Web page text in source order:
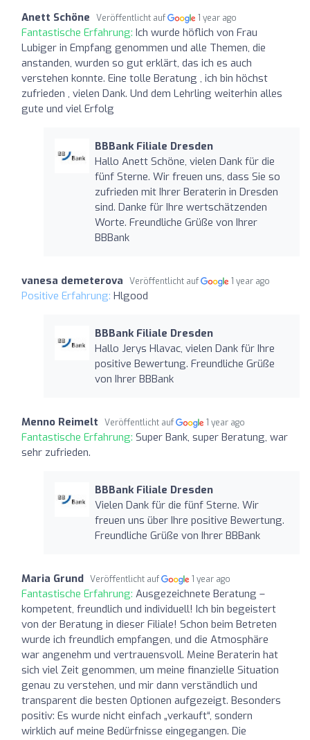
Anett Schöne Veröffentlicht auf 1 year ago
Fantastische Erfahrung: Ich wurde höflich von Frau
Lubiger in Empfang genommen und alle Themen, die
anstanden, wurden so gut erklärt, das ich es auch
verstehen konnte. Eine tolle Beratung , ich bin höchst
zufrieden , vielen Dank. Und dem Lehrling weiterhin alles
gute und viel Erfolg
BBBank Filiale Dresden
Hallo Anett Schöne, vielen Dank für die
fünf Sterne. Wir freuen uns, dass Sie so
zufrieden mit Ihrer Beraterin in Dresden
sind. Danke für Ihre wertschätzenden
Worte. Freundliche Grüße von Ihrer
BBBank
vanesa demeterova Veröffentlicht auf 1 year ago
Positive Erfahrung: Hlgood
BBBank Filiale Dresden
Hallo Jerys Hlavac, vielen Dank für Ihre
positive Bewertung. Freundliche Grüße
von Ihrer BBBank
Menno Reimelt Veröffentlicht auf 1 year ago
Fantastische Erfahrung: Super Bank, super Beratung, war
sehr zufrieden.
BBBank Filiale Dresden
Vielen Dank für die fünf Sterne. Wir
freuen uns über Ihre positive Bewertung.
Freundliche Grüße von Ihrer BBBank
Maria Grund Veröffentlicht auf 1 year ago
Fantastische Erfahrung: Ausgezeichnete Beratung –
kompetent, freundlich und individuell! Ich bin begeistert
von der Beratung in dieser Filiale! Schon beim Betreten
wurde ich freundlich empfangen, und die Atmosphäre
war angenehm und vertrauensvoll. Meine Beraterin hat
sich viel Zeit genommen, um meine finanzielle Situation
genau zu verstehen, und mir dann verständlich und
transparent die besten Optionen aufgezeigt. Besonders
positiv: Es wurde nicht einfach „verkauft“, sondern
wirklich auf meine Bedürfnisse eingegangen. Die